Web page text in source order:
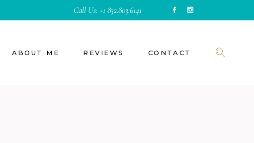
Call Us:+1 832.803.6141
ABOUT ME REVIEWS CONTACT